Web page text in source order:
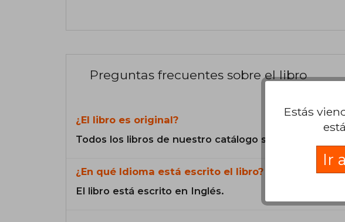
Preguntas frecuentes sobre el libro
¿El libro es original?
Todos los libros de nuestro catálogo son Originales.
¿En qué Idioma está escrito el libro?
El libro está escrito en Inglés.
Estás
Ir